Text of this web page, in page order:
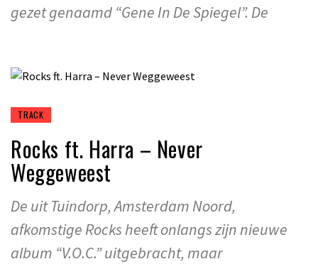
gezet genaamd “Gene In De Spiegel”. De
TRACK
Rocks ft. Harra – Never
Weggeweest
De uit Tuindorp, Amsterdam Noord,
afkomstige Rocks heeft onlangs zijn nieuwe
album “V.O.C.” uitgebracht, maar